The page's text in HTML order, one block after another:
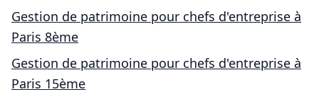
Gestion de patrimoine pour chefs d'entreprise à
Paris 8ème
Gestion de patrimoine pour chefs d'entreprise à
Paris 15ème